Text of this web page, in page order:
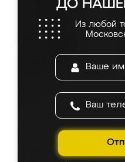
ДО
Из любой